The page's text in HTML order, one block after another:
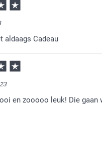
aldaags Cadeau
en zooooo leuk! Die